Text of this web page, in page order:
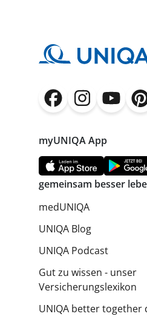
myUNIQA App
gemeinsam besser
medUNIQA
UNIQA Blog
UNIQA Podcast
Gut zu wissen - unser
Versicherungslexikon
UNIQA better together